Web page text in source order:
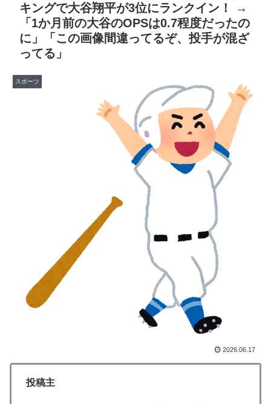
海外でも凄すぎると絶賛
韓国が独自開発したと自慢する甘いトマト、実はそこら
辺のトマトに砂糖水を注入していただけなのが判明して
大問題にw
▶ 「1個9,983キロカロリー、成人が4〜5日かけて食べる
量」店名は『心臓発作グリル』、そこで本当に心臓発作
アメリカ「お前らの国でしか愛されてないものってあ
海外「素晴らしい！」日本が買収したUSスチール驚異
の大復活に米国人が大喜び
外国人「日本の未来は安泰だ」16歳MF三井寺眞、衝撃
ゴール！久保建英超え歴代2位の記録！3得点に絡む活躍
で海外絶賛！【海外の反応】
海外「親が買った覚えのないプレゼントが山積みなのに
誰も騒がない」サンタ映画最大の設定の穴…？
海外「海外発祥なのに、今では日本で定着してるものっ
て何？その逆も教えて！」（海外の反応）
スカトロ野郎「今日仕事が終わったらやっとうんこが食
べられるぞ」←こんなやつが実在する事実
韓国人「フランスの有力紙も大韓サッカー協会前代未聞
の不祥事を詳細に報道！」→「国際的スキャンダルに発
展してしまう‥」
キングで大谷翔平が3位にランクイン！ →
「1か月前の大谷のOPSは0.7程度だったの
に」「この画像間違ってるぞ、投手が混ざ
ってる」
スポーツ
2026.06.17
投稿主